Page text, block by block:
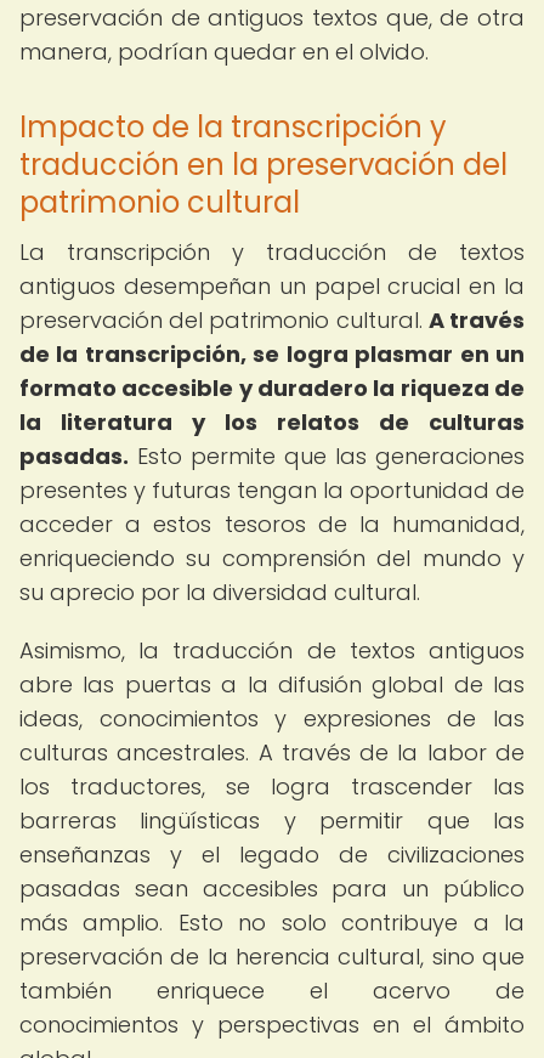
preservación de antiguos textos que, de otra
manera, podrían quedar en el olvido.
Impacto de la transcripción y
traducción en la preservación del
patrimonio cultural
La transcripción y traducción de textos
antiguos desempeñan un papel crucial en la
preservación del patrimonio cultural. A través
de la transcripción, se logra plasmar en un
formato accesible y duradero la riqueza de
la literatura y los relatos de culturas
pasadas. Esto permite que las generaciones
presentes y futuras tengan la oportunidad de
acceder a estos tesoros de la humanidad,
enriqueciendo su comprensión del mundo y
su aprecio por la diversidad cultural.
Asimismo, la traducción de textos antiguos
abre las puertas a la difusión global de las
ideas, conocimientos y expresiones de las
culturas ancestrales. A través de la labor de
los traductores, se logra trascender las
barreras lingüísticas y permitir que las
enseñanzas y el legado de civilizaciones
pasadas sean accesibles para un público
más amplio. Esto no solo contribuye a la
preservación de la herencia cultural, sino que
también enriquece el acervo de
conocimientos y perspectivas en el ámbito